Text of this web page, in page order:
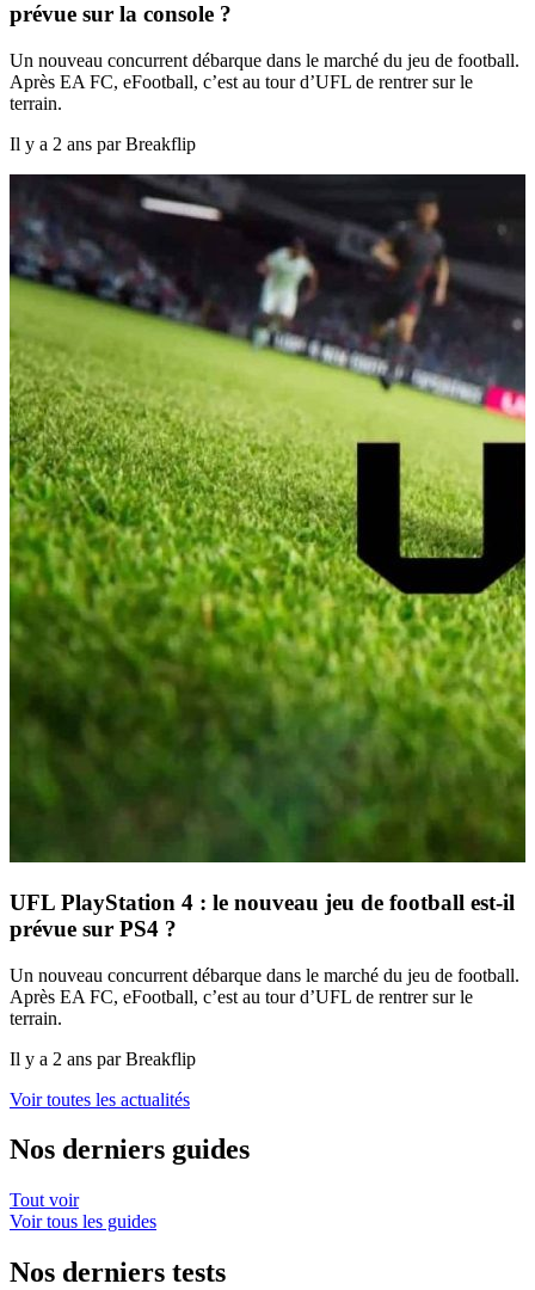
prévue sur la console ?
Un nouveau concurrent débarque dans le marché du jeu de football.
Après EA FC, eFootball, c’est au tour d’UFL de rentrer sur le
terrain.
Il y a 2 ans par Breakflip
UFL PlayStation 4 : le nouveau jeu de football est-il
prévue sur PS4 ?
Un nouveau concurrent débarque dans le marché du jeu de football.
Après EA FC, eFootball, c’est au tour d’UFL de rentrer sur le
terrain.
Il y a 2 ans par Breakflip
Voir toutes les actualités
Nos derniers guides
Tout voir
Voir tous les guides
Nos derniers tests